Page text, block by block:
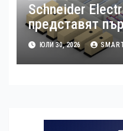
Schneider
представят
дизайн на
ускорено
за ИИ
ЮЛИ 30, 2026